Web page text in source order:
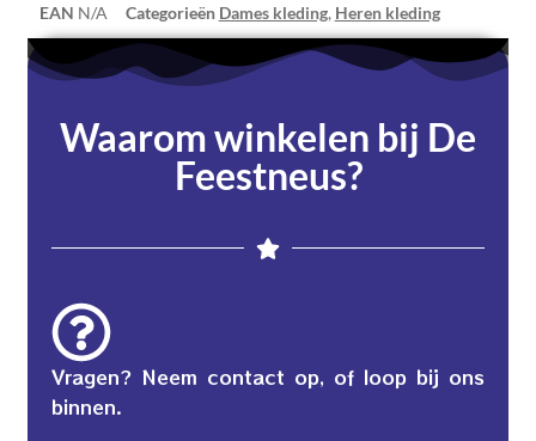
EAN N/A Categorieën Dames kleding, Heren kleding
Waarom winkelen bij De
Feestneus?
Vragen? Neem contact op, of loop bij ons
binnen.